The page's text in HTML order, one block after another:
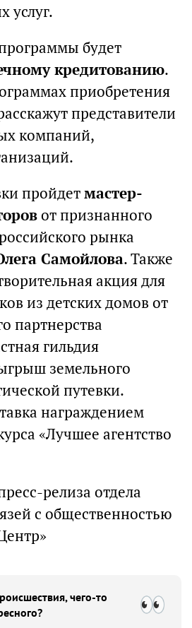
услуг.
будет
кредитованию.
приобретения
представители
компаний,
пройдетмастер-
от признанного
рынка
Самойлова. Также
акция для
из детских домов от
партнерства
гильдия
земельного
путевки.
награждением
«Лучшее агентство
релиза отдела
с общественностью
чего-то